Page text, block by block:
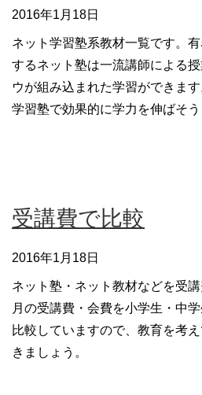
2016年1月18日
ネット学習塾系教材一覧です。
するネット塾は一流講師による
ウが組み込まれた学習ができま
学習塾で効果的に学力を伸ばそう
受講費で比較
2016年1月18日
ネット塾・ネット教材などを受
月の受講費・会費を小学生・中
比較していますので、教育を考
きましょう。